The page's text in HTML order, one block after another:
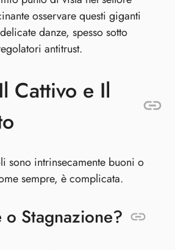
osservare questi giganti
danze, spesso sotto
antitrust.
Cattivo e Il
intrinsecamente buoni o
sempre, è complicata.
o Stagnazione?